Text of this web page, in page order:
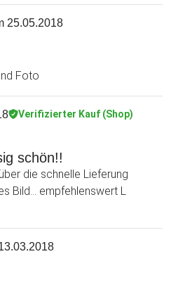
25.05.2018
Foto
Verifizierter Kauf (Shop)
schön!!
die schnelle Lieferung
Bild... empfehlenswert L